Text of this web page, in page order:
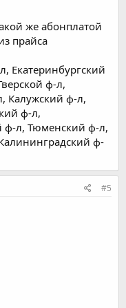
же абонплатой
прайса
Екатеринбургский
ф-л,
Калужский ф-л,
ф-л,
ф-л, Тюменский ф-л,
ф-
#5